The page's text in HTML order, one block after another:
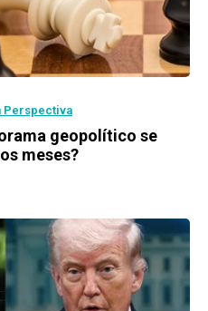
Perspectiva
geopolítico se
meses?